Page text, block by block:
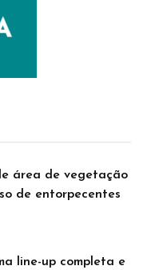
área de vegetação
de entorpecentes
line-up completa e